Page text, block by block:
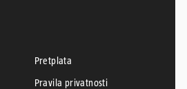
Pretplata
Pravila privatnosti